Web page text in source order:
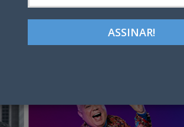
LinkedIn Pinterest